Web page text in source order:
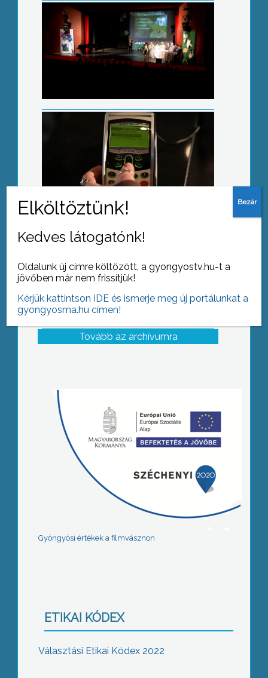
Összeolvadtak a SZÉP kártya
Olcsóbb lett az üzemanyag
Tovább az archívumra
Gyöngyösi értékek a filmvásznon
ETIKAI KÓDEX
Választási Etikai Kódex 2022
Kedves látogatónk!
Oldalunk új címre költözött, a gyongyostv.hu-t a
jövőben már nem frissítjük!
Kérjük kattintson IDE és ismerje meg új portálunkat a
gyongyosma.hu címen!